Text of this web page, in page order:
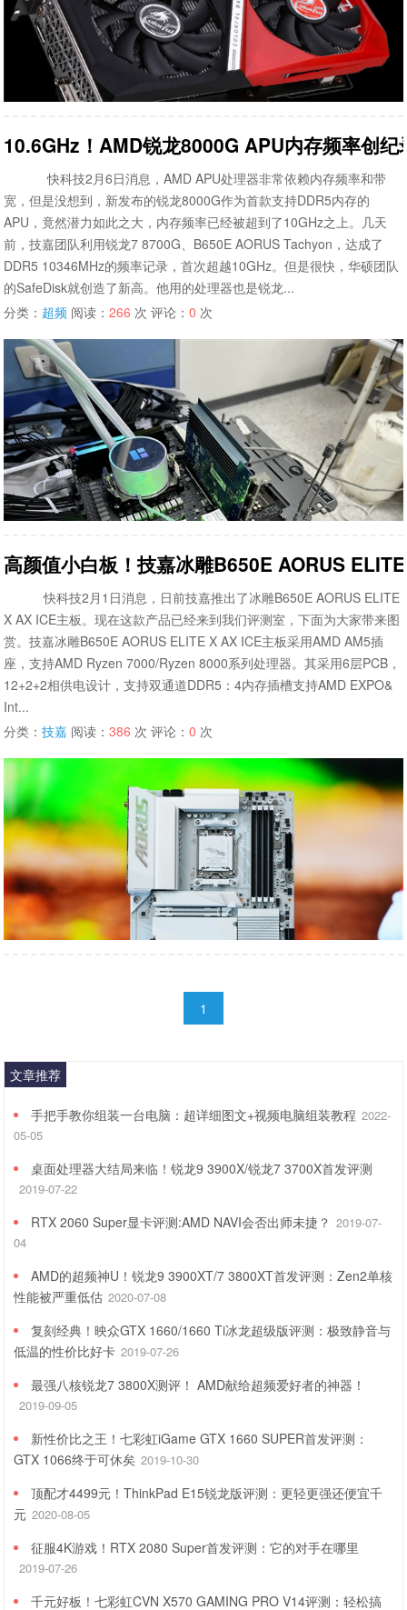
10.6GHz！AMD锐龙8000G APU内存频率创纪
快科技2月6日消息，AMD APU处理器非常依赖内存频率和带
宽，但是没想到，新发布的锐龙8000G作为首款支持DDR5内存的
APU，竟然潜力如此之大，内存频率已经被超到了10GHz之上。几天
前，技嘉团队利用锐龙7 8700G、B650E AORUS Tachyon，达成了
DDR5 10346MHz的频率记录，首次超越10GHz。但是很快，华硕团队
的SafeDisk就创造了新高。他用的处理器也是锐龙...
分类： 超频 阅读：266 次 评论：0 次
高颜值小白板！技嘉冰雕B650E AORUS
快科技2月1日消息，日前技嘉推出了冰雕B650E AORUS ELITE
X AX ICE主板。现在这款产品已经来到我们评测室，下面为大家带来图
赏。技嘉冰雕B650E AORUS ELITE X AX ICE主板采用AMD AM5插
座，支持AMD Ryzen 7000/Ryzen 8000系列处理器。其采用6层PCB，
12+2+2相供电设计，支持双通道DDR5：4内存插槽支持AMD EXPO&
Int...
分类：技嘉 阅读：386 次 评论：0 次
1
文章推荐
手把手教你组装一台电脑：超详细图文+视频电脑组装教程 2022-
05-05
桌面处理器大结局来临！锐龙9 3900X/锐龙7 3700X首发评测
2019-07-22
RTX 2060 Super显卡评测:AMD NAVI会否出师未捷？ 2019-07-
04
AMD的超频神U！锐龙9 3900XT/7 3800XT首发评测：Zen2单核
性能被严重低估 2020-07-08
复刻经典！映众GTX 1660/1660 Ti冰龙超级版评测：极致静音与
低温的性价比好卡 2019-07-26
最强八核锐龙7 3800X测评！ AMD献给超频爱好者的神器！
2019-09-05
新性价比之王！七彩虹iGame GTX 1660 SUPER首发评测：
GTX 1066终于可休矣 2019-10-30
顶配才4499元！ThinkPad E15锐龙版评测：更轻更强还便宜千
元 2020-08-05
征服4K游戏！RTX 2080 Super首发评测：它的对手在哪里
2019-07-26
千元好板！七彩虹CVN X570 GAMING PRO V14评测：轻松搞